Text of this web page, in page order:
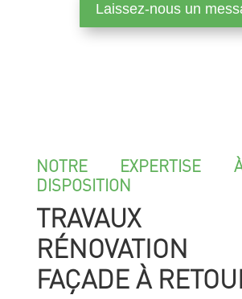
Laissez-nous un
NOTRE EXPERTISE
DISPOSITION
FAÇADE À